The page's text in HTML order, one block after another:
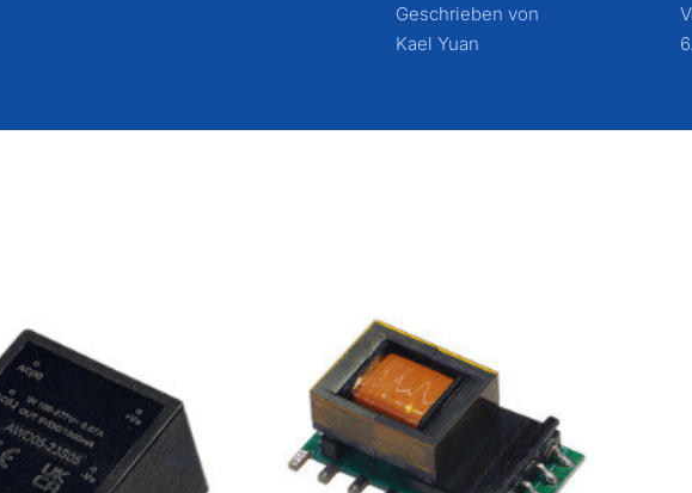
Geschrieben von
Kael Yuan